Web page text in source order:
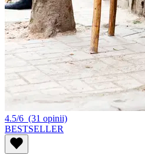
4.5/6 (31 opinii)
BESTSELLER